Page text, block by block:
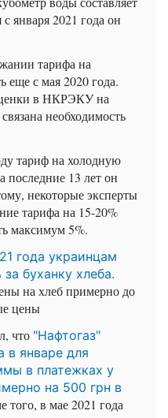
января 2021 года он
тарифа на
еще с мая 2020 года.
в НКРЭКУ на
необходимость
тариф на холодную
последние 13 лет он
некоторые эксперты
тарифа на 15-20%
максимум 5%.
года украинцам
буханку хлеба.
на хлеб примерно до
цены
что "Нафтогаз"
в январе для
в платежках у
на 500 грн в
того, в мае 2021 года